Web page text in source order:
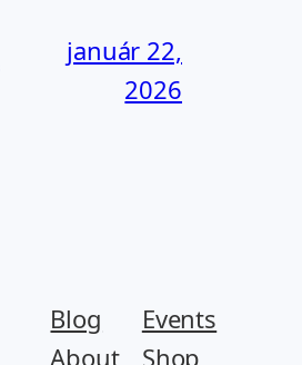
január 22,
2026
Blog
About
Events
Shop